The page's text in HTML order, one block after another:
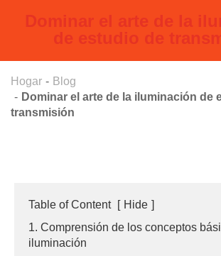
Dominar el arte de la
de estudio de
Hogar
Blog
Dominar el arte de la iluminación de
transmisión
Table of Content [ Hide ]
1. Comprensión de los conceptos
iluminación